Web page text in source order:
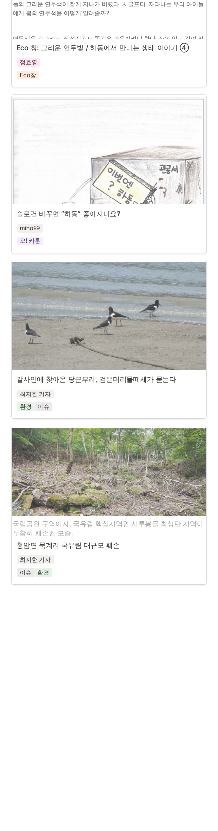
들의 그리운 연두색이 짧게 지나가 버렸다. 서글프다. 자라나는 우리 아이들
에게 봄의 연두색을 어떻게 알려줄까?
연두색을 기다리는 건 섬진강도 똑같은 마음이려니 한다. 산이 있고 강이 있
고 모래사장이 있고 소나무 숲이 있는 이곳, 하동의 섬진강 풍경의 아름다움
있는 섬진강의 모습은 상처받은 우리의 몸과 마음을 치유해 주기에 충분하
다.
물이 가득 찬 논에 빗방울이 떨어져 튀어 오르는 모습을 보며 ‘논에 보석이
솔향이 코끝을 간지럽힌다. 소나무 숲은 하동의 얼굴이며 주위의 풍광을 한
손에 쥔 듯 모두를 아우르며 ‘사철 푸르름을 자랑하면서 하동에 살고 있다는
것이 자랑이며 행운이다.’라는 생각을 들게 한다.
바람 없이 조용히 비 내리는 날, 소나무 숲에 우산 쓰고 앉아 있다 보면 어느
새 소나무 허리에 옅은 안개가 드리운다. 이 아름다운 풍경을 어느 곳에서 볼
수 있겠는가? 어느 그림으로 그릴 수 있겠는가? 한없이 행복한 순간이다. ‘사
랑을 하는 것은 사랑을 받느니보다 행복하나니.’라는 어느 시 구절처럼 나는
하동을 사랑하기에 오늘도 내일도 행복할 것이다.
정효영
Eco 창: 그리운 연두빛 / 하동에서 만나는 생태 이야기 ➃
정효영
Eco창
슬로건 바꾸면 “하동” 좋아지나요?
miho99
오! 카툰
만의 미래는 어떻게 그려질지, 당근부리가 다시 찾을 수 있을지
의문이다. (사진 제공 : 구례 정정환, 생태전문가
개발인가, 살아 있는 갯벌의 보전인가
갈사만에 검은머리물떼새 5마리가 찾아왔다. 검은 머리와 흰 배, 붉은 부리
와 다리가 선명한 이 새는 ‘당근부리’로도 불린다. 검은머리물떼새는 천연기
념물이자 멸종위기 야생생물 Ⅱ급으로 지정되어 보호받는 귀한 새다. 영어 이
름은 ‘Oyster-catcher’로, 말 그대로 굴을 잘 까먹는 새로 알려져 있다.
이번에 섬진강 하구 인근 갈사만에서 관찰된 검은머리물떼새도 갯벌에서 먹
이를 찾는 모습이 확인됐다. 이는 갈사만과 섬진강 하구가 아직 살아 있다는
뜻이다. 검은머리물떼새는 남해안 일대에서도 번식하는 종이어서, 이번에
갈사만에 찾아온 당근부리, 검은머리물떼새가 묻는다
최지한 기자
환경
이슈
국립공원 구역이자, 국유림 핵심지역인 시루봉골 최상단 지역이
무참히 훼손된 모습.
청암면 묵계리 국유림 대규모 훼손
최지한 기자
이슈
환경